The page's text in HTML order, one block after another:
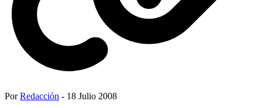
PorRedacción - 18 Julio 2008